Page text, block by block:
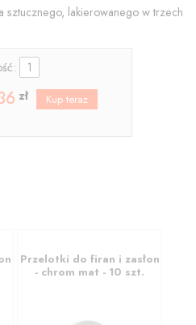
sztucznego, lakierowanego w trzech
zł
Przelotki do firan i zasłon
- chrom mat - 10 szt.